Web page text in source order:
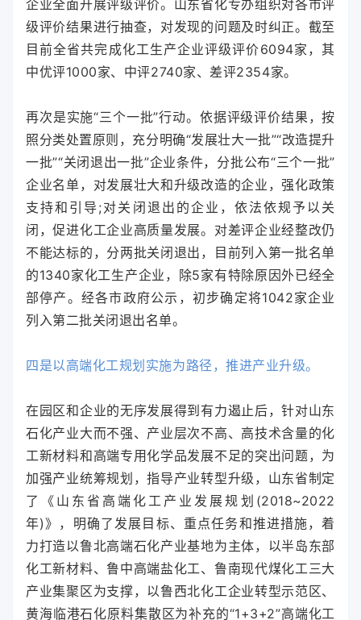
企业全面开展评级评价。山东省化专办组织对各市评
级评价结果进行抽查，对发现的问题及时纠正。截至
目前全省共完成化工生产企业评级评价6094家，其
中优评1000家、中评2740家、差评2354家。
再次是实施“三个一批”行动。依据评级评价结果，按
照分类处置原则，充分明确“发展壮大一批”“改造提升
一批”“关闭退出一批”企业条件，分批公布“三个一批”
企业名单，对发展壮大和升级改造的企业，强化政策
支持和引导;对关闭退出的企业，依法依规予以关
闭，促进化工企业高质量发展。对差评企业经整改仍
不能达标的，分两批关闭退出，目前列入第一批名单
的1340家化工生产企业，除5家有特除原因外已经全
部停产。经各市政府公示，初步确定将1042家企业
列入第二批关闭退出名单。
四是以高端化工规划实施为路径，推进产业升级。
在园区和企业的无序发展得到有力遏止后，针对山东
石化产业大而不强、产业层次不高、高技术含量的化
工新材料和高端专用化学品发展不足的突出问题，为
加强产业统筹规划，指导产业转型升级，山东省制定
了《山东省高端化工产业发展规划(2018~2022
年)》，明确了发展目标、重点任务和推进措施，着
力打造以鲁北高端石化产业基地为主体，以半岛东部
化工新材料、鲁中高端盐化工、鲁南现代煤化工三大
产业集聚区为支撑，以鲁西北化工企业转型示范区、
黄海临港石化原料集散区为补充的“1+3+2”高端化工